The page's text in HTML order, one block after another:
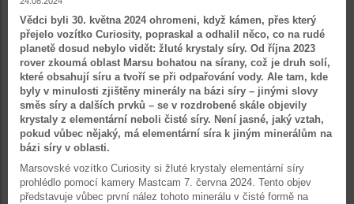
Vědci byli 30. května 2024 ohromeni, když kámen, přes který
přejelo vozítko Curiosity, popraskal a odhalil něco, co na rudé
planetě dosud nebylo vidět: žluté krystaly síry. Od října 2023
rover zkoumá oblast Marsu bohatou na sírany, což je druh solí,
které obsahují síru a tvoří se při odpařování vody. Ale tam, kde
byly v minulosti zjištěny minerály na bázi síry – jinými slovy
směs síry a dalších prvků – se v rozdrobené skále objevily
krystaly z elementární neboli čisté síry. Není jasné, jaký vztah,
pokud vůbec nějaký, má elementární síra k jiným minerálům na
bázi síry v oblasti.
Marsovské vozítko Curiosity si žluté krystaly elementární síry
prohlédlo pomocí kamery Mastcam 7. června 2024. Tento objev
představuje vůbec první nález tohoto minerálu v čisté formě na